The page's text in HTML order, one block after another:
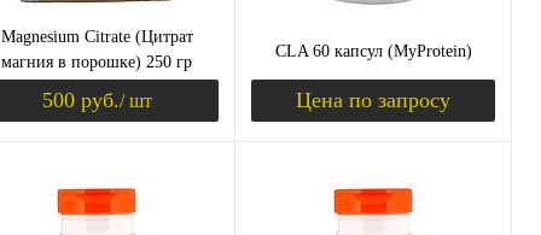
Magnesium Citrate (Цитрат
магния в порошке) 250 гр
500 руб./ шт
CLA 60 капсул (MyProtein)
Цена по запросу